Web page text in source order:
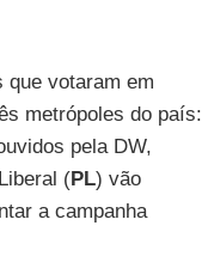
que votaram em
metrópoles do país:
pela DW,
(PL) vão
a campanha